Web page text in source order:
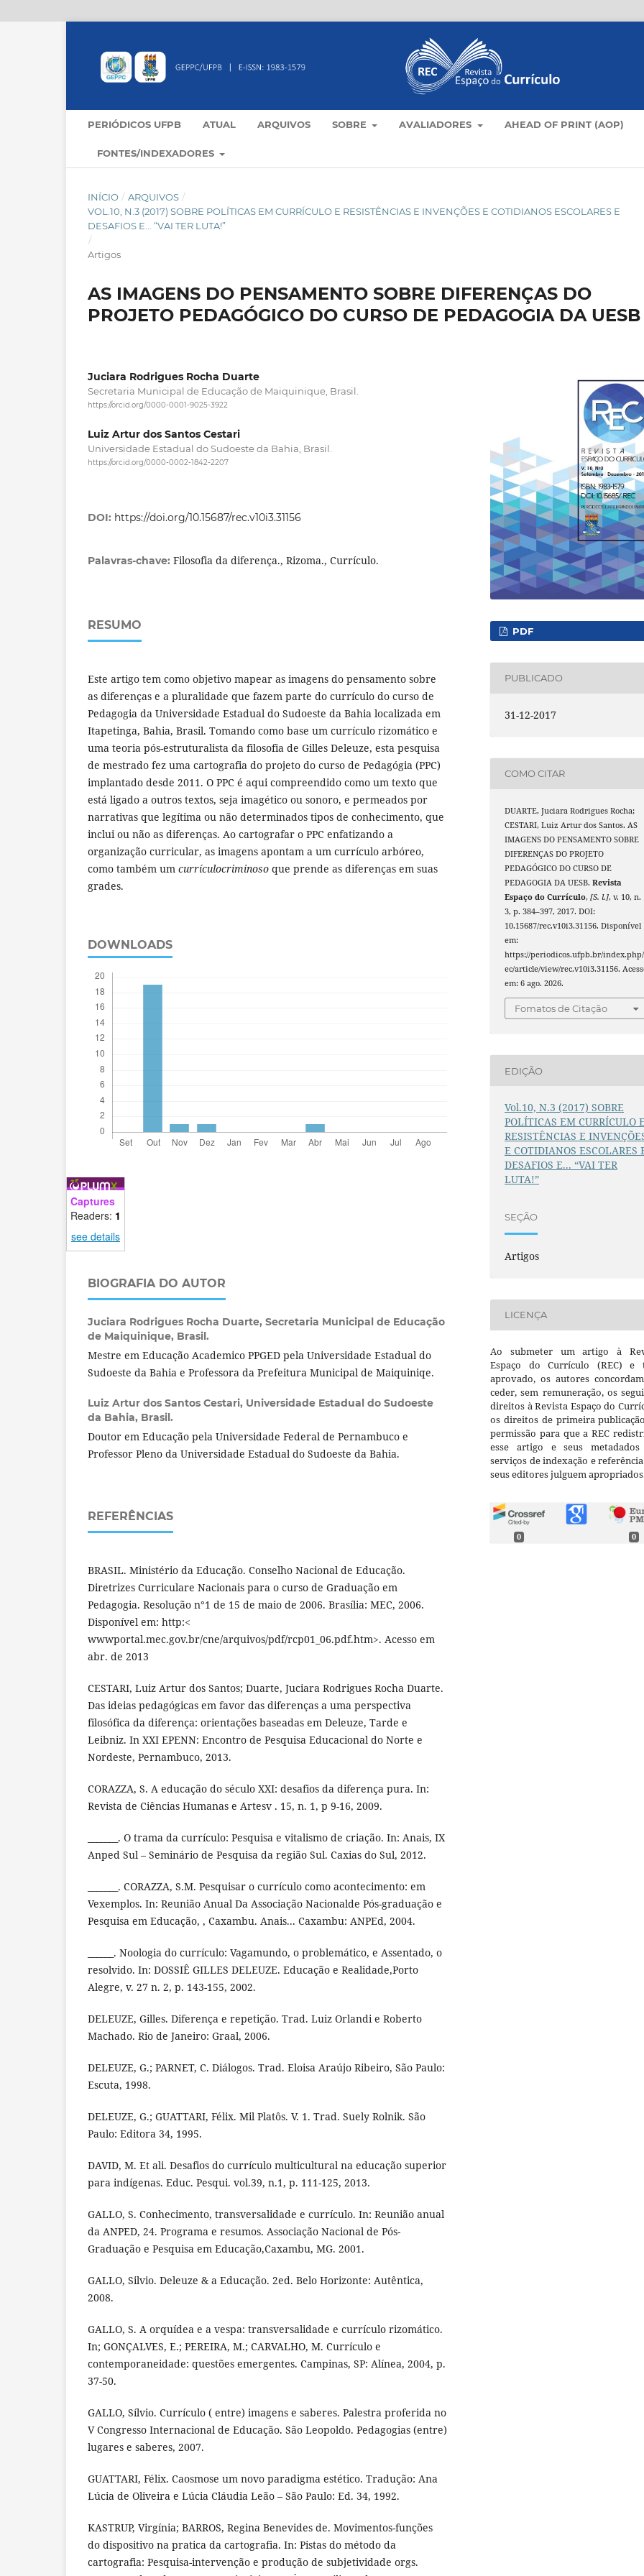
PERIÓDICOS UFPB ATUAL ARQUIVOS SOBRE AVALIADORES AHEAD OF PRINT (AOP)
FONTES/INDEXADORES
INÍCIO / ARQUIVOS /
VOL.10, N.3 (2017) SOBRE POLÍTICAS EM CURRÍCULO E RESISTÊNCIAS E INVENÇÕES E COTIDIANOS ESCOLARES E
DESAFIOS E... “VAI TER LUTA!”
/
Artigos
AS IMAGENS DO PENSAMENTO SOBRE DIFERENÇAS DO
PROJETO PEDAGÓGICO DO CURSO DE PEDAGOGIA DA UESB
Juciara Rodrigues Rocha Duarte
Secretaria Municipal de Educação de Maiquinique, Brasil.
https://orcid.org/0000-0001-9025-3922
Luiz Artur dos Santos Cestari
Universidade Estadual do Sudoeste da Bahia, Brasil.
https://orcid.org/0000-0002-1842-2207
DOI: https://doi.org/10.15687/rec.v10i3.31156
Palavras-chave: Filosofia da diferença., Rizoma., Currículo.
RESUMO
Este artigo tem como objetivo mapear as imagens do pensamento sobre
as diferenças e a pluralidade que fazem parte do currículo do curso de
Pedagogia da Universidade Estadual do Sudoeste da Bahia localizada em
Itapetinga, Bahia, Brasil. Tomando como base um currículo rizomático e
uma teoria pós-estruturalista da filosofia de Gilles Deleuze, esta pesquisa
de mestrado fez uma cartografia do projeto do curso de Pedagógia (PPC)
implantado desde 2011. O PPC é aqui compreendido como um texto que
está ligado a outros textos, seja imagético ou sonoro, e permeados por
narrativas que legítima ou não determinados tipos de conhecimento, que
inclui ou não as diferenças. Ao cartografar o PPC enfatizando a
organização curricular, as imagens apontam a um currículo arbóreo,
como também um currículocriminoso que prende as diferenças em suas
grades.
DOWNLOADS
Captures
Readers: 1
see details
BIOGRAFIA DO AUTOR
Juciara Rodrigues Rocha Duarte, Secretaria Municipal de Educação
de Maiquinique, Brasil.
Mestre em Educação Academico PPGED pela Universidade Estadual do
Sudoeste da Bahia e Professora da Prefeitura Municipal de Maiquiniqe.
Luiz Artur dos Santos Cestari, Universidade Estadual do Sudoeste
da Bahia, Brasil.
Doutor em Educação pela Universidade Federal de Pernambuco e
Professor Pleno da Universidade Estadual do Sudoeste da Bahia.
REFERÊNCIAS
BRASIL. Ministério da Educação. Conselho Nacional de Educação.
Diretrizes Curriculare Nacionais para o curso de Graduação em
Pedagogia. Resolução n°1 de 15 de maio de 2006. Brasília: MEC, 2006.
Disponível em: http:<
wwwportal.mec.gov.br/cne/arquivos/pdf/rcp01_06.pdf.htm>. Acesso em
abr. de 2013
CESTARI, Luiz Artur dos Santos; Duarte, Juciara Rodrigues Rocha Duarte.
Das ideias pedagógicas em favor das diferenças a uma perspectiva
filosófica da diferença: orientações baseadas em Deleuze, Tarde e
Leibniz. In XXI EPENN: Encontro de Pesquisa Educacional do Norte e
Nordeste, Pernambuco, 2013.
CORAZZA, S. A educação do século XXI: desafios da diferença pura. In:
Revista de Ciências Humanas e Artesv . 15, n. 1, p 9-16, 2009.
_______. O trama da currículo: Pesquisa e vitalismo de criação. In: Anais, IX
Anped Sul – Seminário de Pesquisa da região Sul. Caxias do Sul, 2012.
_______. CORAZZA, S.M. Pesquisar o currículo como acontecimento: em
Vexemplos. In: Reunião Anual Da Associação Nacionalde Pós-graduação e
Pesquisa em Educação, , Caxambu. Anais... Caxambu: ANPEd, 2004.
______. Noologia do currículo: Vagamundo, o problemático, e Assentado, o
resolvido. In: DOSSIÊ GILLES DELEUZE. Educação e Realidade,Porto
Alegre, v. 27 n. 2, p. 143-155, 2002.
DELEUZE, Gilles. Diferença e repetição. Trad. Luiz Orlandi e Roberto
Machado. Rio de Janeiro: Graal, 2006.
DELEUZE, G.; PARNET, C. Diálogos. Trad. Eloisa Araújo Ribeiro, São Paulo:
Escuta, 1998.
DELEUZE, G.; GUATTARI, Félix. Mil Platôs. V. 1. Trad. Suely Rolnik. São
Paulo: Editora 34, 1995.
DAVID, M. Et ali. Desafios do currículo multicultural na educação superior
para indígenas. Educ. Pesqui. vol.39, n.1, p. 111-125, 2013.
GALLO, S. Conhecimento, transversalidade e currículo. In: Reunião anual
da ANPED, 24. Programa e resumos. Associação Nacional de Pós-
Graduação e Pesquisa em Educação,Caxambu, MG. 2001.
GALLO, Silvio. Deleuze & a Educação. 2ed. Belo Horizonte: Autêntica,
2008.
GALLO, S. A orquídea e a vespa: transversalidade e currículo rizomático.
In; GONÇALVES, E.; PEREIRA, M.; CARVALHO, M. Currículo e
contemporaneidade: questões emergentes. Campinas, SP: Alínea, 2004, p.
37-50.
GALLO, Sílvio. Currículo ( entre) imagens e saberes. Palestra proferida no
V Congresso Internacional de Educação. São Leopoldo. Pedagogias (entre)
lugares e saberes, 2007.
GUATTARI, Félix. Caosmose um novo paradigma estético. Tradução: Ana
Lúcia de Oliveira e Lúcia Cláudia Leão – São Paulo: Ed. 34, 1992.
KASTRUP, Virgínia; BARROS, Regina Benevides de. Movimentos-funções
do dispositivo na pratica da cartografia. In: Pistas do método da
cartografia: Pesquisa-intervenção e produção de subjetividade orgs.
PDF
PUBLICADO
31-12-2017
COMO CITAR
DUARTE, Juciara Rodrigues Rocha;
CESTARI, Luiz Artur dos Santos. AS
IMAGENS DO PENSAMENTO SOBRE
DIFERENÇAS DO PROJETO
PEDAGÓGICO DO CURSO DE
PEDAGOGIA DA UESB.Revista
Espaço do Currículo,[S. l.], v. 10, n.
3, p. 384–397, 2017. DOI:
10.15687/rec.v10i3.31156. Disponível
em:
https://periodicos.ufpb.br/
ec/article/view/rec.v10i3.31156.
em: 6 ago. 2026.
Fomatos de Citação
EDIÇÃO
Vol.10, N.3 (2017) SOBRE
POLÍTICAS EM CURRÍCULO E
RESISTÊNCIAS E
E COTIDIANOS ESCOLARES
DESAFIOS E... “VAI TER
LUTA!”
SEÇÃO
Artigos
LICENÇA
Ao submeter um artigo à
Espaço do Currículo (REC) e
aprovado, os autores
ceder, sem remuneração, os
direitos à Revista Espaço do
os direitos de primeira
permissão para que a REC
esse artigo e seus metadados
serviços de indexação e
seus editores julguem
0 0